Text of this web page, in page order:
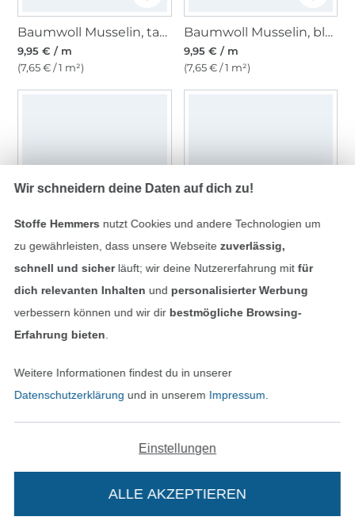
Baumwoll Musselin, taubenblau
9,95 € / m
(7,65 € / 1 m²)
Baumwoll Musselin, blaugrau
9,95 € / m
(7,65 € / 1 m²)
(7,58 € / 1 m²)
(6,63 € / 1 m²)
Baumwoll Musselin Big Stripes, marine
Wir schneidern deine Daten auf dich zu!
Stoffe Hemmers nutzt Cookies und andere Technologien um
zu gewährleisten, dass unsere Webseite zuverlässig,
schnell und sicherläuft; wir deine Nutzererfahrung mitfür
dich relevanten Inhalten und personalisierter Werbung
verbessern können und wir dir bestmögliche Browsing-
Erfahrung bieten
Weitere Informationen findest du in unserer
Datenschutzerklärung und in unserem Impressum
Einstellungen
ALLE AKZEPTIEREN